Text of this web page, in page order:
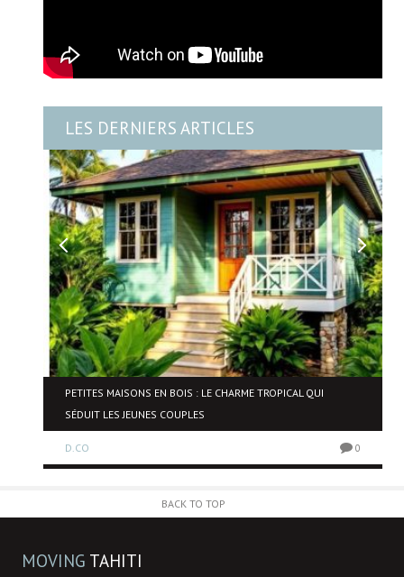
LES DERNIERS ARTICLES
PETITES MAISONS EN BOIS : LE CHARME TROPICAL QUI
SÉDUIT LES JEUNES COUPLES
D.CO 0
BACK TO TOP
MOVING TAHITI